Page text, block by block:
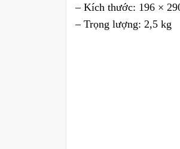
– Kích thước: 196 ×
– Trọng lượng: 2,5 kg